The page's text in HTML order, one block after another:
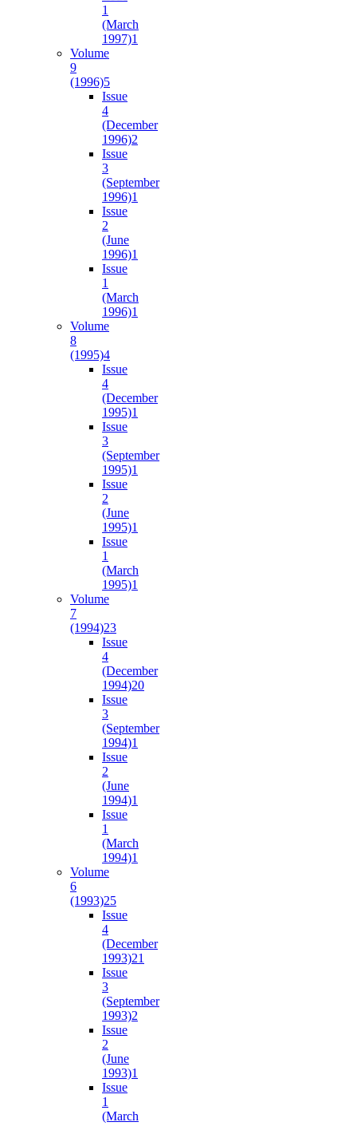
1
(March
1997)1
Volume
9
(1996)5
Issue
4
(December
1996)2
Issue
3
(September
1996)1
Issue
2
(June
1996)1
Issue
1
(March
1996)1
Volume
8
(1995)4
Issue
4
(December
1995)1
Issue
3
(September
1995)1
Issue
2
(June
1995)1
Issue
1
(March
1995)1
Volume
7
(1994)23
Issue
4
(December
1994)20
Issue
3
(September
1994)1
Issue
2
(June
1994)1
Issue
1
(March
1994)1
Volume
6
(1993)25
Issue
4
(December
1993)21
Issue
3
(September
1993)2
Issue
2
(June
1993)1
Issue
1
(March